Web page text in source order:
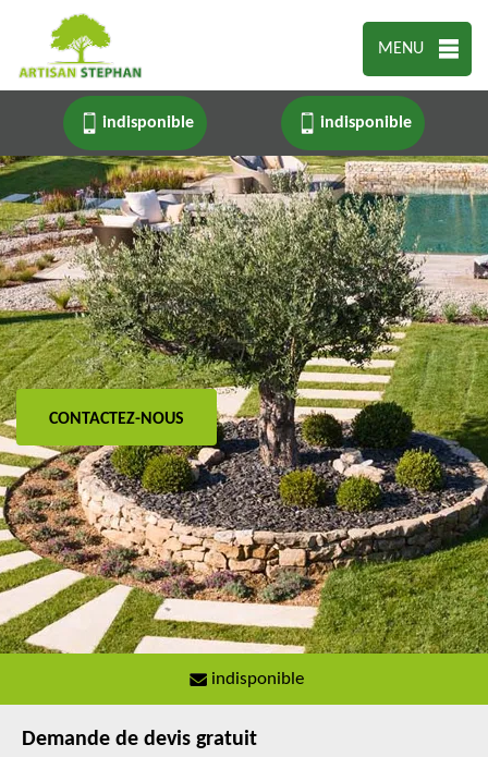
MENU
indisponible indisponible
CONTACTEZ-NOUS
indisponible
Demande de devis gratuit